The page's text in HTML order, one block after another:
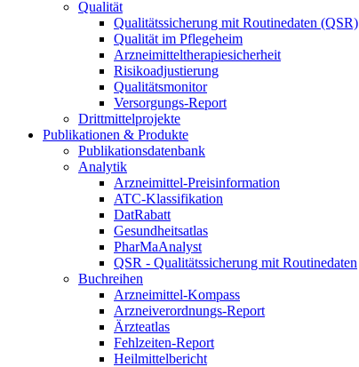
Qualität
Qualitätssicherung mit Routinedaten (QSR)
Qualität im Pflegeheim
Arzneimitteltherapiesicherheit
Risikoadjustierung
Qualitätsmonitor
Versorgungs-Report
Drittmittelprojekte
Publikationen & Produkte
Publikationsdatenbank
Analytik
Arzneimittel-Preisinformation
ATC-Klassifikation
DatRabatt
Gesundheitsatlas
PharMaAnalyst
QSR - Qualitätssicherung mit Routinedaten
Buchreihen
Arzneimittel-Kompass
Arzneiverordnungs-Report
Ärzteatlas
Fehlzeiten-Report
Heilmittelbericht